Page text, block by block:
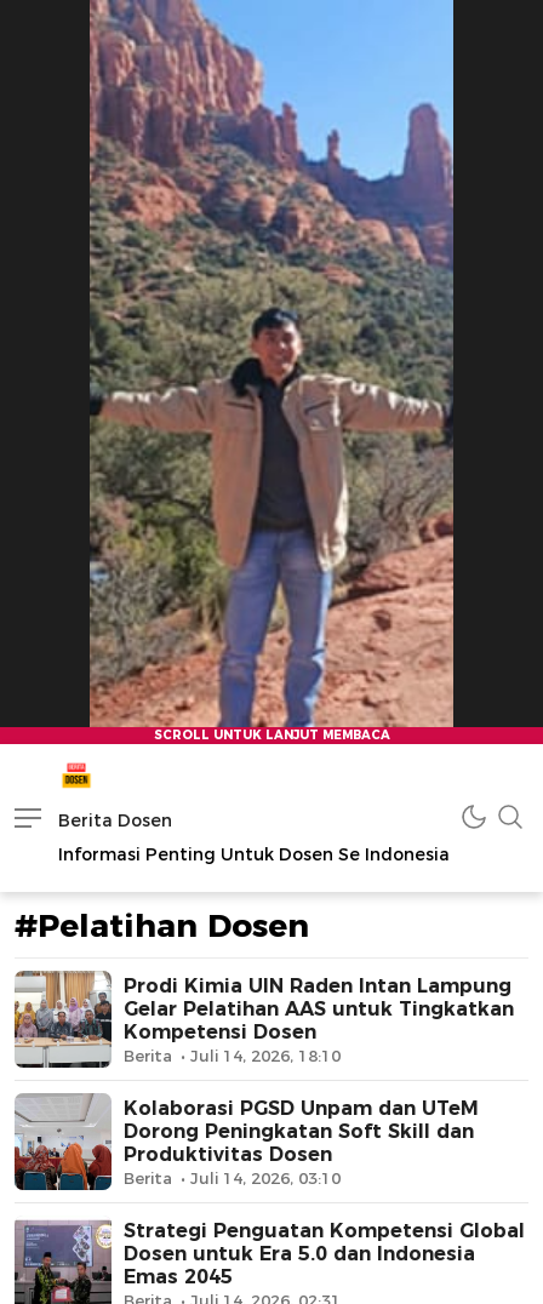
Berita Dosen
Informasi Penting Untuk Dosen Se Indonesia
#Pelatihan Dosen
Prodi Kimia UIN Raden Intan Lampung
Gelar Pelatihan AAS untuk Tingkatkan
Kompetensi Dosen
Berita Juli 14, 2026, 18:10
Kolaborasi PGSD Unpam dan UTeM
Dorong Peningkatan Soft Skill dan
Produktivitas Dosen
Berita Juli 14, 2026, 03:10
Strategi Penguatan Kompetensi Global
Dosen untuk Era 5.0 dan Indonesia
Emas 2045
Berita Juli 14, 2026, 02:31